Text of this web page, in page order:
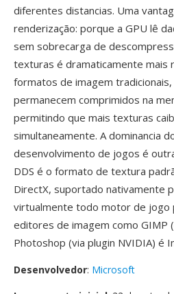
diferentes distancias. Uma
renderização: porque a GPU lê
sem sobrecarga de
texturas é dramaticamente mais
formatos de imagem
permanecem comprimidos na
permitindo que mais texturas
simultaneamente. A dominancia
desenvolvimento de jogos é
DDS é o formato de textura
DirectX, suportado nativamente
virtualmente todo motor de jogo
editores de imagem como GIMP
Photoshop (via plugin NVIDIA) é
Desenvolvedor: Microsoft